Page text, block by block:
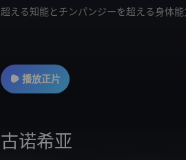
超える知能とチンパンジーを超える身体
播放正片
古诺希亚